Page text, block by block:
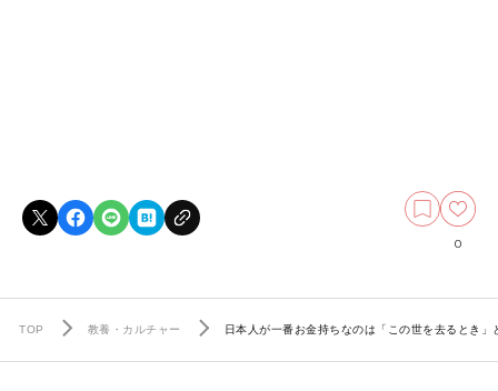
0
TOP 教養・カルチャー 日本人が一番お金持ちなのは「この世を去るとき